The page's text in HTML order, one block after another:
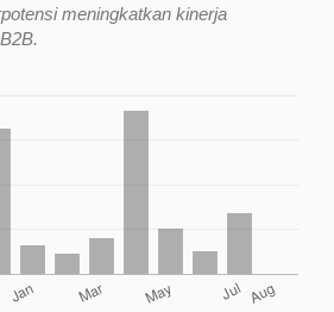
meningkatkan kinerja